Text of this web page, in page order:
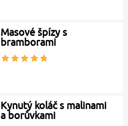
Masové špízy s
bramborami
Kynutý koláč s malinami
a borůvkami